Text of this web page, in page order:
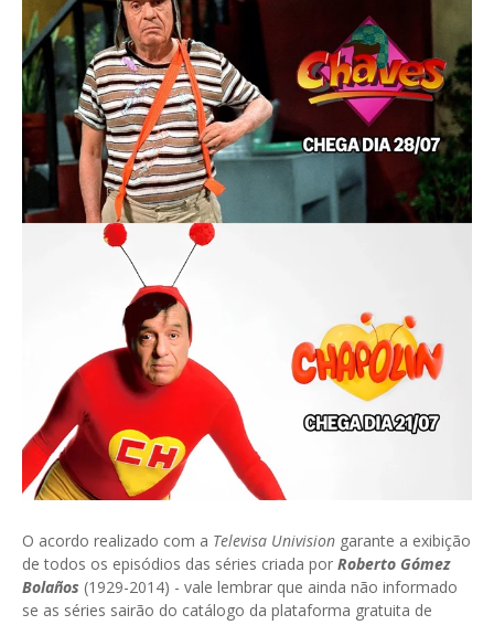
O acordo realizado com a Televisa Univision garante a exibição
de todos os episódios das séries criada por Roberto Gómez
Bolaños (1929-2014) - vale lembrar que ainda não informado
se as séries sairão do catálogo da plataforma gratuita de